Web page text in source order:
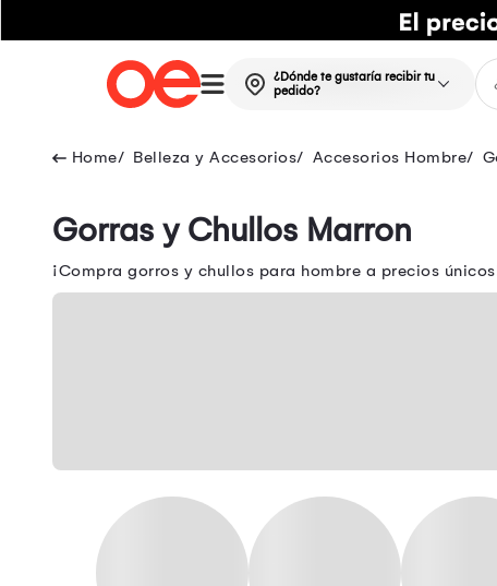
¿Dónde te gustaría recibir tu
pedido?
Belleza y Accesorios Accesorios Hombre
Gorras y Chullos Marron
¡Compra gorros y chullos para hombre a precios